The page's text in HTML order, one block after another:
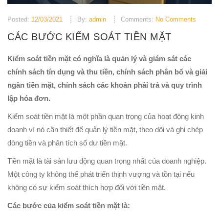
Posted: 12/03/2021 By: admin Comments: No Comments
CÁC BƯỚC KIỂM SOÁT TIỀN MẶT
Kiểm soát tiền mặt có nghĩa là quản lý và giám sát các
chính sách tín dụng và thu tiền, chính sách phân bổ và giải
ngân tiền mặt, chính sách các khoản phải trả và quy trình
lập hóa đơn.
Kiểm soát tiền mặt là một phần quan trọng của hoạt động kinh
doanh vì nó cần thiết để quản lý tiền mặt, theo dõi và ghi chép
dòng tiền và phân tích số dư tiền mặt.
Tiền mặt là tài sản lưu động quan trọng nhất của doanh nghiệp.
Một công ty không thể phát triển thịnh vượng và tồn tại nếu
không có sự kiểm soát thích hợp đối với tiền mặt.
Các bước của kiểm soát tiền mặt là: